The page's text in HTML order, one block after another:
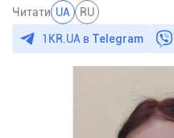
Читати UA RU
1KR.UA в Telegram